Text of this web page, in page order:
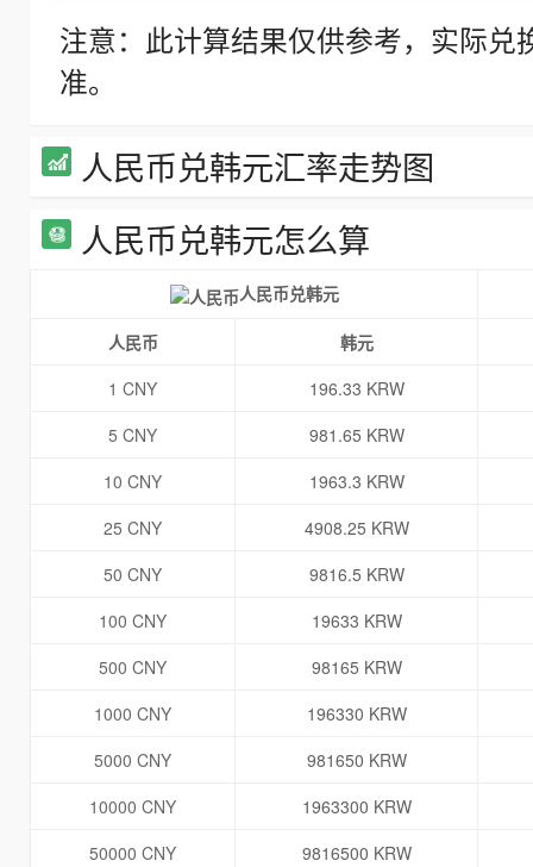
注意：此计算结果仅供参考，实际
准。
人民币兑韩元汇率走势图
人民币兑韩元怎么算
人民币兑韩元
人民币
韩元
1 CNY
196.33 KRW
5 CNY
981.65 KRW
10 CNY
1963.3 KRW
25 CNY
4908.25 KRW
50 CNY
9816.5 KRW
100 CNY
19633 KRW
500 CNY
98165 KRW
1000 CNY
196330 KRW
5000 CNY
981650 KRW
10000 CNY
1963300 KRW
50000 CNY
9816500 KRW